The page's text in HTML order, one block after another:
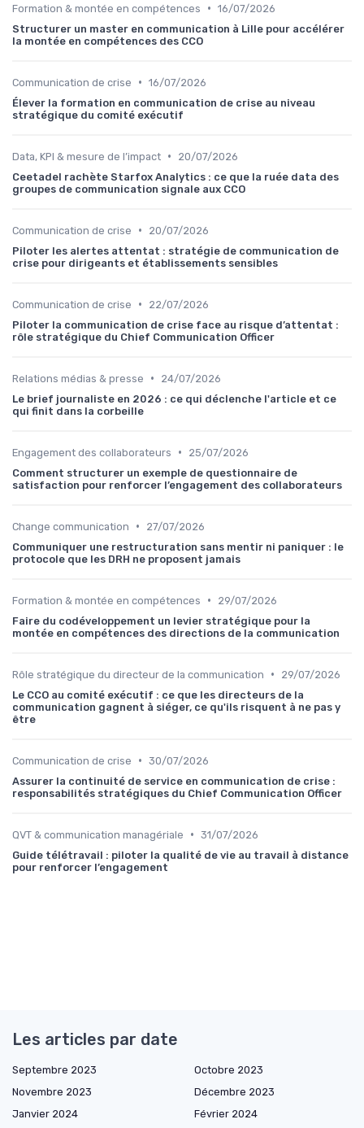
Formation & montée en compétences • 16/07/2026
Structurer un master en communication à Lille pour accélérer
la montée en compétences des CCO
Communication de crise • 16/07/2026
Élever la formation en communication de crise au niveau
stratégique du comité exécutif
Data, KPI & mesure de l’impact •
20/07/2026
Ceetadel rachète Starfox Analytics : ce que la ruée data des
groupes de communication signale aux CCO
Communication de crise •
20/07/2026
Piloter les alertes attentat : stratégie de communication de
crise pour dirigeants et établissements sensibles
Communication de crise •
22/07/2026
Piloter la communication de crise face au risque d’attentat :
rôle stratégique du Chief Communication Officer
Relations médias & presse •
24/07/2026
Le brief journaliste en 2026 : ce qui déclenche l'article et ce
qui finit dans la corbeille
Engagement des collaborateurs •
25/07/2026
Comment structurer un exemple de questionnaire de
satisfaction pour renforcer l’engagement des collaborateurs
Change communication •
27/07/2026
Communiquer une restructuration sans mentir ni paniquer : le
protocole que les DRH ne proposent jamais
Formation & montée en compétences •
29/07/2026
Faire du codéveloppement un levier stratégique pour la
montée en compétences des directions de la communication
Rôle stratégique du directeur de la communication •
29/07/2026
Le CCO au comité exécutif : ce que les directeurs de la
communication gagnent à siéger, ce qu'ils risquent à ne pas y
être
Communication de crise • 30/07/2026
Assurer la continuité de service en communication de crise :
responsabilités stratégiques du Chief Communication Officer
QVT & communication managériale • 31/07/2026
Guide télétravail : piloter la qualité de vie au travail à distance
pour renforcer l’engagement
Les articles par date
Septembre 2023
Octobre 2023
Novembre 2023
Décembre 2023
Janvier 2024
Février 2024